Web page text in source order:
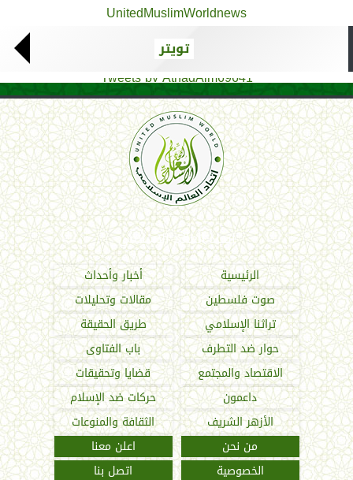
UnitedMuslimWorldnews
تويتر
Tweets by AthadAlm69641
اتحاد العالم الإسلامي
الرئيسية
أخبار وأحداث
صوت فلسطين
مقالات وتحليلات
تراثنا الإسلامي
طريق الحقيقة
حوار ضد التطرف
باب الفتاوى
الاقتصاد والمجتمع
قضايا وتحقيقات
داعمون
حركات ضد الإسلام
الأزهر الشريف
الثقافة والمنوعات
من نحن
اعلن معنا
الخصوصية
اتصل بنا